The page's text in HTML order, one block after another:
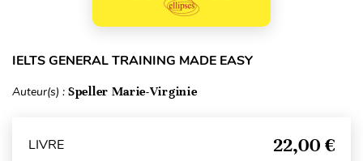
IELTS GENERAL TRAINING MADE EASY
Auteur(s) : Speller Marie-Virginie
LIVRE 22,00 €